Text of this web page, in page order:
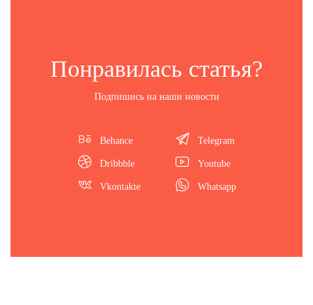
Понравилась статья?
Подпишись на наши новости
Behance
Dribbble
Vkontakte
Telegram
Youtube
Whatsapp